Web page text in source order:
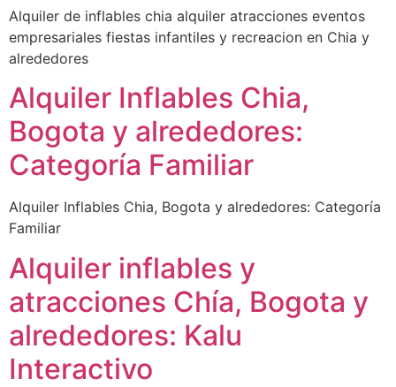
Alquiler de inflables chia alquiler atracciones eventos
empresariales fiestas infantiles y recreacion en Chia y
alrededores
Alquiler Inflables Chia,
Bogota y alrededores:
Categoría Familiar
Alquiler Inflables Chia, Bogota y alrededores: Categoría
Familiar
Alquiler inflables y
atracciones Chía, Bogota y
alrededores: Kalu
Interactivo